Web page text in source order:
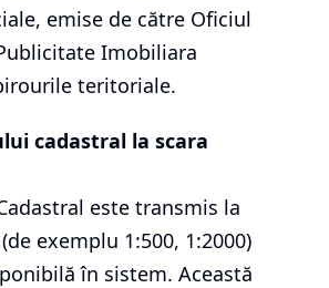
emise de către Oficiul
Imobiliara
teritoriale.
cadastral la scara
este transmis la
exemplu 1:500, 1:2000)
în sistem. Această